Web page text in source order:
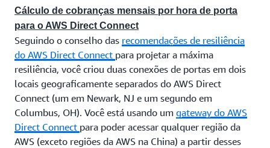
Cálculo de cobranças mensais por hora de porta
para o AWS Direct Connect
Seguindo o conselho das recomendações de resiliência
do AWS Direct Connect para projetar a máxima
resiliência, você criou duas conexões de portas em dois
locais geograficamente separados do AWS Direct
Connect (um em Newark, NJ e um segundo em
Columbus, OH). Você está usando um gateway do AWS
Direct Connect para poder acessar qualquer região da
AWS (exceto regiões da AWS na China) a partir desses